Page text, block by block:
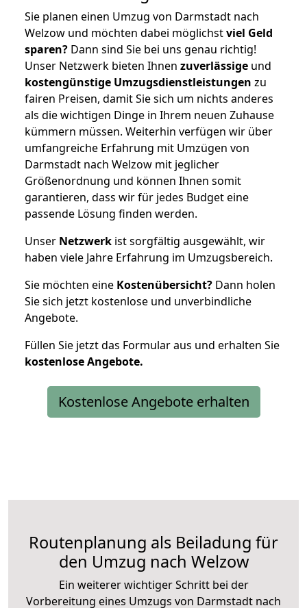
Sie planen einen Umzug von Darmstadt nach
Welzow und möchten dabei möglichstviel Geld
sparen? Dann sind Sie bei uns genau richtig!
Unser Netzwerk bieten Ihnen zuverlässige und
kostengünstige Umzugsdienstleistungen zu
fairen Preisen, damit Sie sich um nichts anderes
als die wichtigen Dinge in Ihrem neuen Zuhause
kümmern müssen. Weiterhin verfügen wir über
umfangreiche Erfahrung mit Umzügen von
Darmstadt nach Welzow mit jeglicher
Größenordnung und können Ihnen somit
garantieren, dass wir für jedes Budget eine
passende Lösung finden werden.
Unser Netzwerk ist sorgfältig ausgewählt, wir
haben viele Jahre Erfahrung im Umzugsbereich.
Sie möchten eine Kostenübersicht? Dann holen
Sie sich jetzt kostenlose und unverbindliche
Angebote.
Füllen Sie jetzt das Formular aus und erhalten Sie
kostenloseAngebote.
Kostenlose Angebote erhalten
Routenplanung als Beiladung für
den Umzug nach Welzow
Ein weiterer wichtiger Schritt bei der
Vorbereitung eines Umzugs von Darmstadt nach